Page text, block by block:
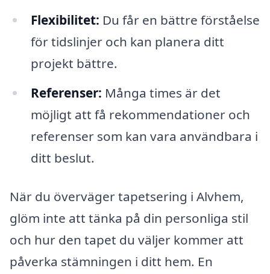
Flexibilitet: Du får en bättre förståelse
för tidslinjer och kan planera ditt
projekt bättre.
Referenser: Många times är det
möjligt att få rekommendationer och
referenser som kan vara användbara i
ditt beslut.
När du överväger tapetsering i Alvhem,
glöm inte att tänka på din personliga stil
och hur den tapet du väljer kommer att
påverka stämningen i ditt hem. En